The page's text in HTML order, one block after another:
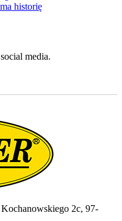
historię
media.
2c, 97-